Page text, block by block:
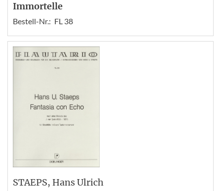
Immortelle
Bestell-Nr.: FL 38
STAEPS, Hans Ulrich